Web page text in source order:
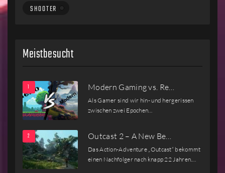
SHOOTER
Meistbesucht
Modern Gaming vs. Re…
Als Gamer sind wir hin- und hergerissen
zwischen zwei Epochen…
Outcast 2 – A New Be…
Das Action-Adventure „Outcast“ bekommt
einen Nachfolger nach knapp 22 Jahren.…